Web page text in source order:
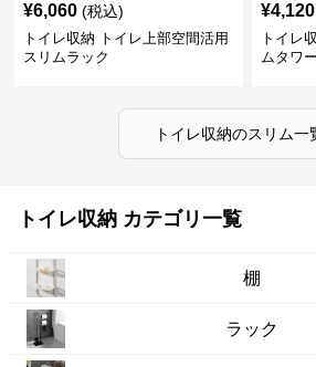
¥6,060 (税込)
トイレ収納 トイレ上部空間活用
スリムラック
¥4,120
トイレ
ムタワー
トイレ収納のスリム一
トイレ収納 カテゴリ一覧
棚
ラック